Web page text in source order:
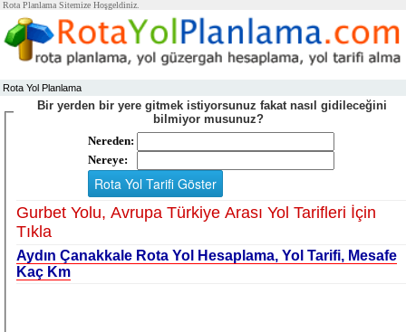
Rota Planlama Sitemize Hoşgeldiniz.
Rota Yol Planlama
Bir yerden bir yere gitmek istiyorsunuz fakat nasıl gidileceğini
bilmiyor musunuz?
Nereden:
Nereye:
Gurbet Yolu, Avrupa Türkiye Arası Yol Tarifleri İçin
Tıkla
Aydın Çanakkale Rota Yol Hesaplama, Yol Tarifi, Mesafe
Kaç Km